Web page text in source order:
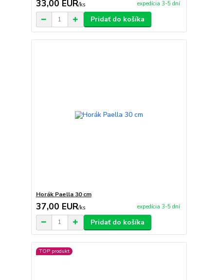
33,00 EUR/ks expedícia 3-5 dní
Pridať do košíka
Horák Paella 30 cm
37,00 EUR/ks expedícia 3-5 dní
Pridať do košíka
TOP produkt